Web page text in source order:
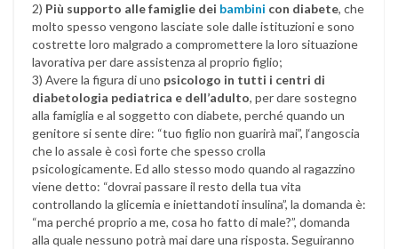
2) Più supporto alle famiglie dei bambini con diabete, che
molto spesso vengono lasciate sole dalle istituzioni e sono
costrette loro malgrado a compromettere la loro situazione
lavorativa per dare assistenza al proprio figlio;
3) Avere la figura di uno psicologo in tutti i centri di
diabetologia pediatrica e dell’adulto, per dare sostegno
alla famiglia e al soggetto con diabete, perché quando un
genitore si sente dire: “tuo figlio non guarirà mai”, l‘angoscia
che lo assale è così forte che spesso crolla
psicologicamente. Ed allo stesso modo quando al ragazzino
viene detto: “dovrai passare il resto della tua vita
controllando la glicemia e iniettandoti insulina”, la domanda è:
“ma perché proprio a me, cosa ho fatto di male?”, domanda
alla quale nessuno potrà mai dare una risposta. Seguiranno